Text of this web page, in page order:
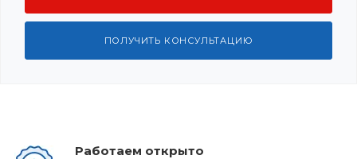
ПОЛУЧИТЬ КОНСУЛЬТАЦИЮ
Работаем открыто